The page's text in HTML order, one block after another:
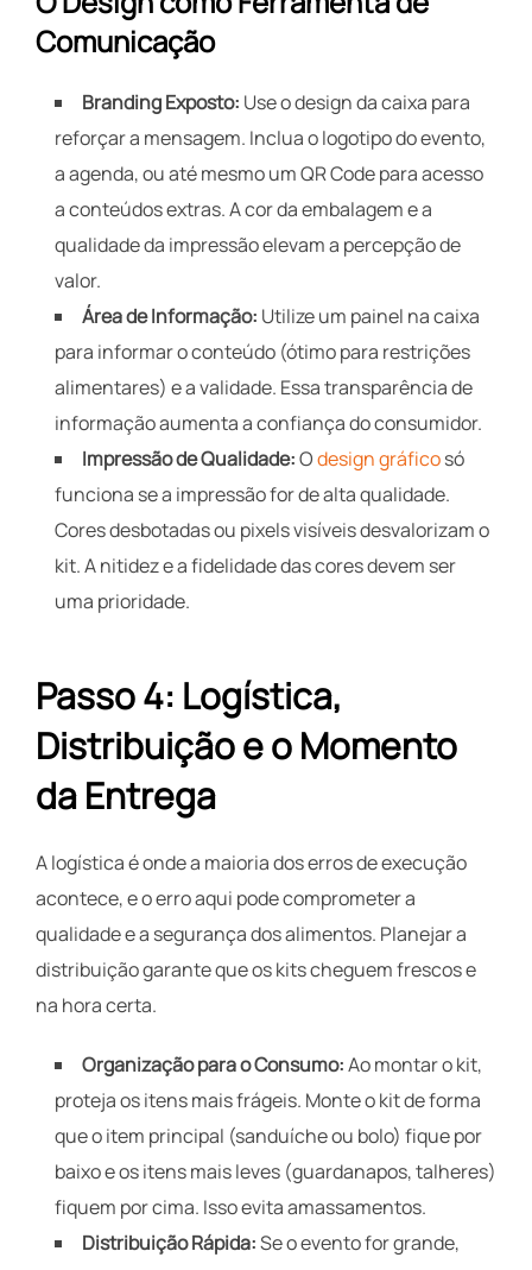
Comunicação
Branding Exposto: Use o design da caixa para
reforçar a mensagem. Inclua o logotipo do evento,
a agenda, ou até mesmo um QR Code para acesso
a conteúdos extras. A cor da embalagem e a
qualidade da impressão elevam a percepção de
valor.
Área de Informação: Utilize um painel na caixa
para informar o conteúdo (ótimo para restrições
alimentares) e a validade. Essa transparência de
informação aumenta a confiança do consumidor.
Impressão de Qualidade:Odesign gráficosó
funciona se a impressão for de alta qualidade.
Cores desbotadas ou pixels visíveis desvalorizam o
kit. A nitidez e a fidelidade das cores devem ser
uma prioridade.
Passo 4: Logística,
Distribuição e o Momento
da Entrega
A logística é onde a maioria dos erros de execução
acontece, e o erro aqui pode comprometer a
qualidade e a segurança dos alimentos. Planejar a
distribuição garante que os kits cheguem frescos e
na hora certa.
Organização para o Consumo:Ao montar o kit,
proteja os itens mais frágeis. Monte o kit de forma
que o item principal (sanduíche ou bolo) fique por
baixo e os itens mais leves (guardanapos, talheres)
fiquem por cima. Isso evita amassamentos.
Distribuição Rápida:Se o evento for grande,